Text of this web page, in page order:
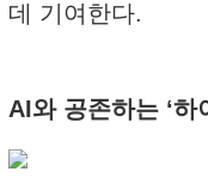
데 기여한다.
AI와 공존하는 ‘하